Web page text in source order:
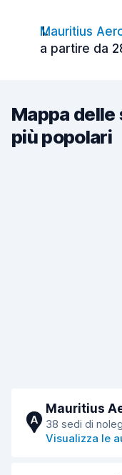
Mauritius
a partire da
Mappa
più popolari
A
Mauritius
38 sedi di
Visualizza le